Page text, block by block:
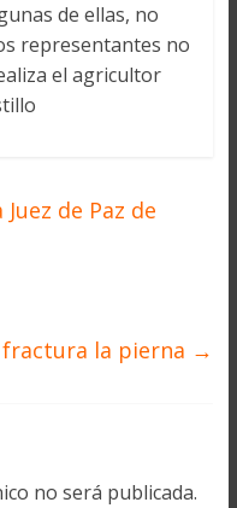
de ellas, no
representantes no
el agricultor
de Paz de
la pierna →
no será publicada.